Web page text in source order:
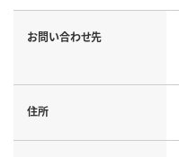
お問い合わせ先
住所